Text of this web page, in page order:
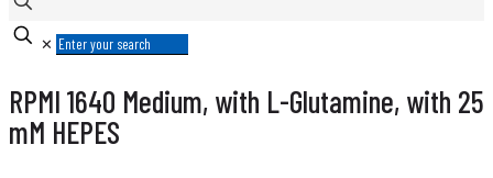
✕
RPMI 1640 Medium, with L-Glutamine, with 25
mM HEPES